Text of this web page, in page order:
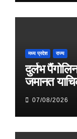
मध्य प्रदेश राज्य
दुर्लभ
जमानत
07/08/2026